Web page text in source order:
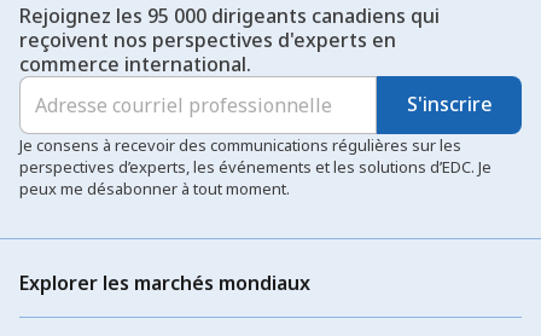
Rejoignez les 95 000 dirigeants canadiens qui
reçoivent nos perspectives d'experts en
commerce international.
S'inscrire
Je consens à recevoir des communications régulières sur les
perspectives d’experts, les événements et les solutions d’EDC. Je
peux me désabonner à tout moment.
Explorer les marchés mondiaux